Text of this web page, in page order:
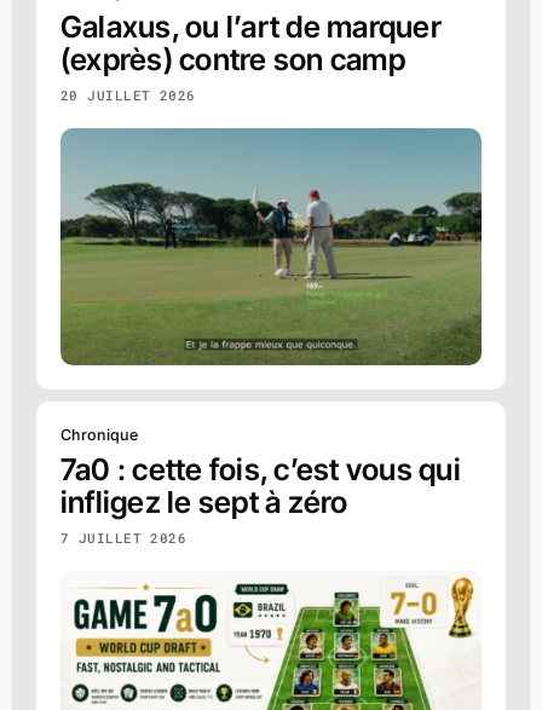
Galaxus, ou l’art de marquer
(exprès) contre son camp
20 JUILLET 2026
Chronique
7a0 : cette fois, c’est vous qui
infligez le sept à zéro
7 JUILLET 2026